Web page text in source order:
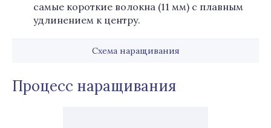
самые короткие волокна (11 мм) с плавным
удлинением к центру.
Схема наращивания
Процесс наращивания